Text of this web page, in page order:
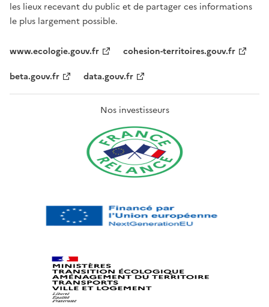
les lieux recevant du public et de partager ces informations
le plus largement possible.
www.ecologie.gouv.fr
cohesion-territoires.gouv.fr
beta.gouv.fr
data.gouv.fr
Nos investisseurs